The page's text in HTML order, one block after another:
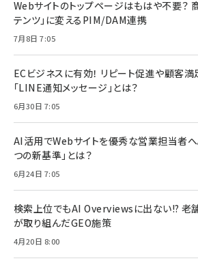
Webサイトのトップページはもはや不要？
テンツ」に変えるPIM/DAM連携
7月8日 7:05
ECビジネスに有効！ リピート促進や顧客
「LINE通知メッセージ」とは？
6月30日 7:05
AI活用でWebサイトを優秀な営業担当者へ
つの新基準」とは？
6月24日 7:05
検索上位でもAI Overviewsに出ない!? 老
が取り組んだGEO施策
4月20日 8:00